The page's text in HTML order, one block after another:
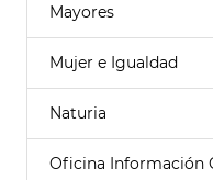
Mayores
Mujer e Igualdad
Naturia
Oficina Información